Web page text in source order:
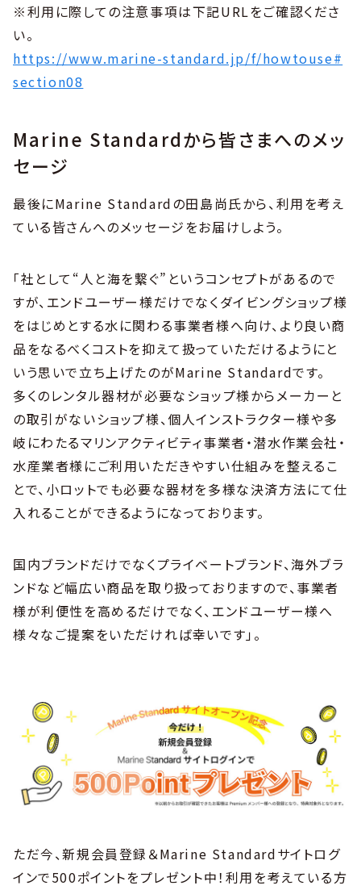
※利用に際しての注意事項は下記URLをご確認くださ
い。
https://www.marine-standard.jp/f/howtouse#
section08
Marine Standardから皆さまへのメッ
セージ
最後にMarine Standardの田島尚氏から、利用を考え
ている皆さんへのメッセージをお届けしよう。
「社として“人と海を繋ぐ”というコンセプトがあるので
すが、エンドユーザー様だけでなくダイビングショップ様
をはじめとする水に関わる事業者様へ向け、より良い商
品をなるべくコストを抑えて扱っていただけるようにと
いう思いで立ち上げたのがMarine Standardです。
多くのレンタル器材が必要なショップ様からメーカーと
の取引がないショップ様、個人インストラクター様や多
岐にわたるマリンアクティビティ事業者・潜水作業会社・
水産業者様にご利用いただきやすい仕組みを整えるこ
とで、小ロットでも必要な器材を多様な決済方法にて仕
入れることができるようになっております。
国内ブランドだけでなくプライベートブランド、海外ブラ
ンドなど幅広い商品を取り扱っておりますので、事業者
様が利便性を高めるだけでなく、エンドユーザー様へ
様々なご提案をいただければ幸いです」。
ただ今、新規会員登録＆Marine Standardサイトログ
インで500ポイントをプレゼント中！利用を考えている方